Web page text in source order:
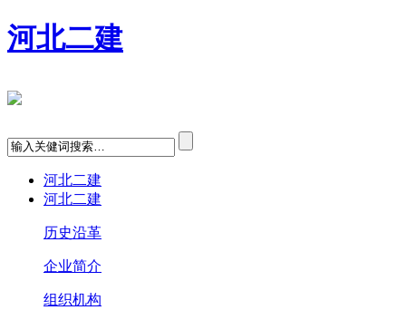
河北二建
河北二建
河北二建
历史沿革
企业简介
组织机构